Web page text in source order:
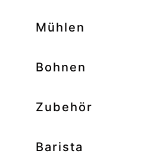
Mühlen
–
Bohnen
–
Zubehör
Barista